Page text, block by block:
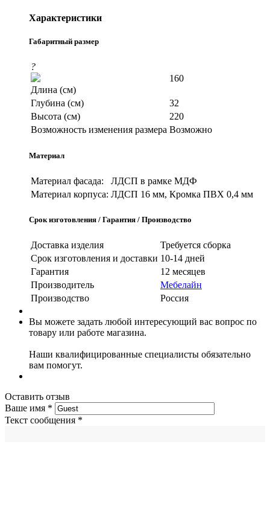
Характеристики
Габаритный размер
?
Длина (см)
160
Глубина (см)
32
Высота (см)
220
Возможность изменения размера Возможно
Материал
Материал фасада:
ЛДСП в рамке МДФ
Материал корпуса: ЛДСП 16 мм, Кромка ПВХ 0,4 мм
Срок изготовления / Гарантия / Производство
Доставка изделия
Требуется сборка
Срок изготовления и доставки 10-14 дней
Гарантия
12 месяцев
Производитель
Мебелайн
Производство
Россия
Вы можете задать любой интересующий вас вопрос по
товару или работе магазина.
Наши квалифицированные специалисты обязательно
вам помогут.
Оставить отзыв
Ваше имя *
Текст сообщения *